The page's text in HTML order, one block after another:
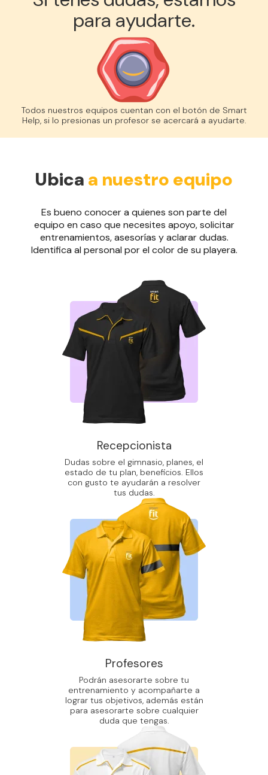
para ayudarte.
Todos nuestros equipos cuentan con el botón de Smart
Help, si lo presionas un profesor se acercará a ayudarte.
Ubica a nuestro equipo
Es bueno conocer a quienes son parte del
equipo en caso que necesites apoyo, solicitar
entrenamientos, asesorías y aclarar dudas.
Identifica al personal por el color de su playera.
Recepcionista
Dudas sobre el gimnasio, planes, el
estado de tu plan, beneficios. Ellos
con gusto te ayudarán a resolver
tus dudas.
Profesores
Podrán asesorarte sobre tu
entrenamiento y acompañarte a
lograr tus objetivos, además están
para asesorarte sobre cualquier
duda que tengas.